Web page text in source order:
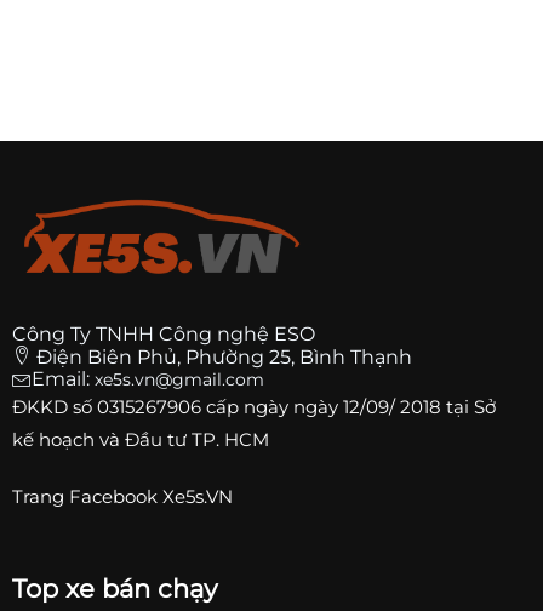
Công Ty TNHH Công nghệ ESO
Điện Biên Phủ, Phường 25, Bình Thạnh
Email: xe5s.vn@gmail.com
ĐKKD số 0315267906 cấp ngày ngày 12/09/ 2018 tại Sở
kế hoạch và Đầu tư TP. HCM
Trang Facebook Xe5s.VN
Top xe bán chạy